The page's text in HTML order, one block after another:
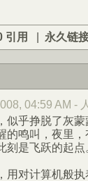
引用 | 永久链
04:59 AM -
乎挣脱了灰蒙
的鸣叫，夜里
是飞跃的起点
对计算机般执